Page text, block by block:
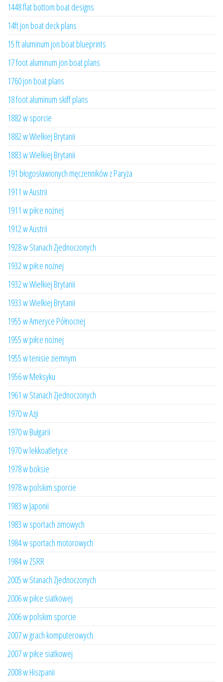
1448 flat bottom boat designs
14ft jon boat deck plans
15 ft aluminum jon boat blueprints
17 foot aluminum jon boat plans
1760 jon boat plans
18 foot aluminum skiff plans
1882 w sporcie
1882 w Wielkiej Brytanii
1883 w Wielkiej Brytanii
191 błogosławionych męczenników z Paryża
1911 w Austrii
1911 w piłce nożnej
1912 w Austrii
1928 w Stanach Zjednoczonych
1932 w piłce nożnej
1932 w Wielkiej Brytanii
1933 w Wielkiej Brytanii
1955 w Ameryce Północnej
1955 w piłce nożnej
1955 w tenisie ziemnym
1956 w Meksyku
1961 w Stanach Zjednoczonych
1970 w Azji
1970 w Bułgarii
1970 w lekkoatletyce
1978 w boksie
1978 w polskim sporcie
1983 w Japonii
1983 w sportach zimowych
1984 w sportach motorowych
1984 w ZSRR
2005 w Stanach Zjednoczonych
2006 w piłce siatkowej
2006 w polskim sporcie
2007 w grach komputerowych
2007 w piłce siatkowej
2008 w Hiszpanii